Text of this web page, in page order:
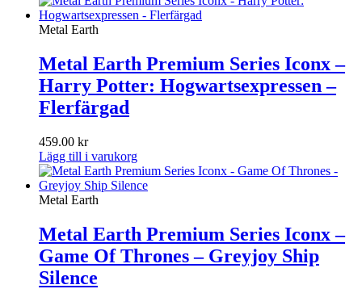
Metal Earth
Metal Earth Premium Series Iconx –
Harry Potter: Hogwartsexpressen –
Flerfärgad
459.00 kr
Lägg till i varukorg
Metal Earth
Metal Earth Premium Series Iconx –
Game Of Thrones – Greyjoy Ship
Silence